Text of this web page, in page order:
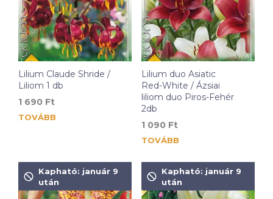
Lilium Claude Shride /
Liliom 1 db
1 690 Ft
TOVÁBB
Lilium duo Asiatic
Red-White / Ázsiai
liliom duo Piros-Fehér
2db
1 090 Ft
TOVÁBB
Kapható: január 9
után
Kapható: január 9
után